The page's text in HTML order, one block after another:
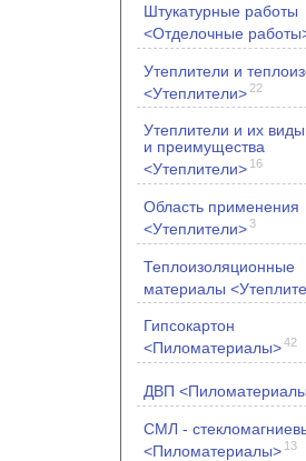
Штукатурные работы
<Отделочные
Утеплители и
<Утеплители> 22
Утеплители и их
и преимущества
<Утеплители> 16
Область применения
<Утеплители>3
Теплоизоляционные
материалы
Гипсокартон
<Пиломатериалы>42
ДВП
СМЛ -
<Пиломатериалы> 13